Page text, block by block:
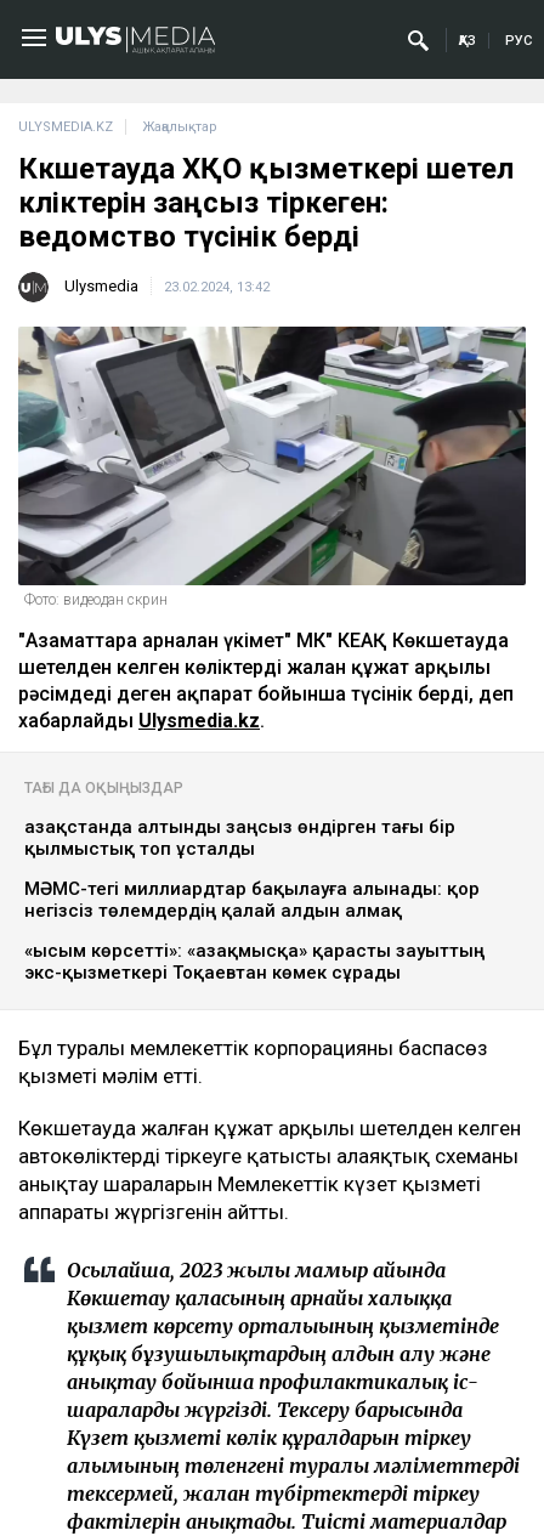
ҚАЗ РУС
ULYSMEDIA.KZ Жаңалықтар
Көкшетауда ХҚО қызметкері шетел
көліктерін заңсыз тіркеген:
ведомство түсінік берді
Ulysmedia 23.02.2024, 13:42
Фото: видеодан скрин
"Азаматтарға арналған үкімет" МК" КЕАҚ Көкшетауда
шетелден келген көліктерді жалған құжат арқылы
рәсімдеді деген ақпарат бойынша түсінік берді, деп
хабарлайды Ulysmedia.kz.
ТАҒЫ ДА ОҚЫҢЫЗДАР
Қазақстанда алтынды заңсыз өндірген тағы бір
қылмыстық топ ұсталды
МӘМС-тегі миллиардтар бақылауға алынады: қор
негізсіз төлемдердің қалай алдын алмақ
«Қысым көрсетті»: «Қазақмысқа» қарасты зауыттың
экс-қызметкері Тоқаевтан көмек сұрады
Бұл туралы мемлекеттік корпорацияның баспасөз
қызметі мәлім етті.
Көкшетауда жалған құжат арқылы шетелден келген
автокөліктерді тіркеуге қатысты алаяқтық схеманы
анықтау шараларын Мемлекеттік күзет қызметі
аппараты жүргізгенін айтты.
Осылайша, 2023 жылғы мамыр айында
Көкшетау қаласының арнайы халыққа
қызмет көрсету орталығының қызметінде
құқық бұзушылықтардың алдын алу және
анықтау бойынша профилактикалық іс-
шараларды жүргізді. Тексеру барысында
Күзет қызметі көлік құралдарын тіркеу
алымының төленгені туралы мәліметтерді
тексермей, жалған түбіртектерді тіркеу
фактілерін анықтады. Тиісті материалдар